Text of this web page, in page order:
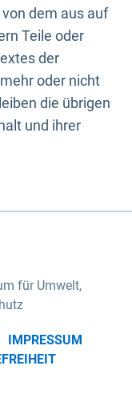
dem aus auf
Teile oder
der
oder nicht
die übrigen
und ihrer
für Umwelt,
IMPRESSUM